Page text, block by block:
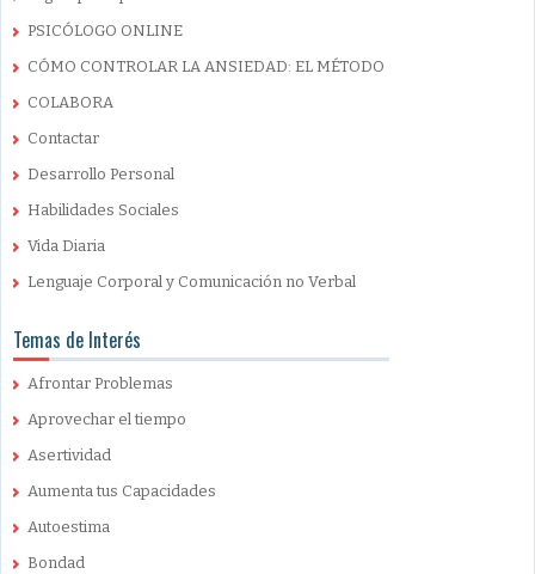
PSICÓLOGO ONLINE
CÓMO CONTROLAR LA ANSIEDAD: EL MÉTODO
COLABORA
Contactar
Desarrollo Personal
Habilidades Sociales
Vida Diaria
Lenguaje Corporal y Comunicación no Verbal
Temas de Interés
Afrontar Problemas
Aprovechar el tiempo
Asertividad
Aumenta tus Capacidades
Autoestima
Bondad